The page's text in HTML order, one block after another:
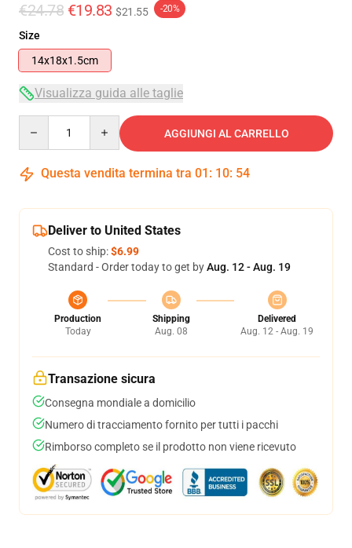
€24.78 €19.83 $21.55 -20%
Size
14x18x1.5cm
Visualizza guida alle taglie
AGGIUNGI AL CARRELLO
Questa vendita termina tra 01 : 10: 53
Deliver to United States
Cost to ship:$6.99
Standard - Order today to get byAug. 12 - Aug. 19
Production
Today
Shipping
Aug. 08
Delivered
Aug. 12 - Aug. 19
Transazione sicura
Consegna mondiale a domicilio
Numero di tracciamento fornito per tutti i pacchi
Rimborso completo se il prodotto non viene ricevuto